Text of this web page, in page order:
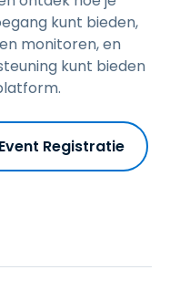
kunt bieden,
monitoren, en
kunt bieden
Event Registratie